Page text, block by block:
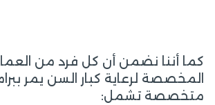
كما أننا نضمن أن كل فرد من
المخصصة لرعاية كبار السن يمر
متخصصة تشمل: